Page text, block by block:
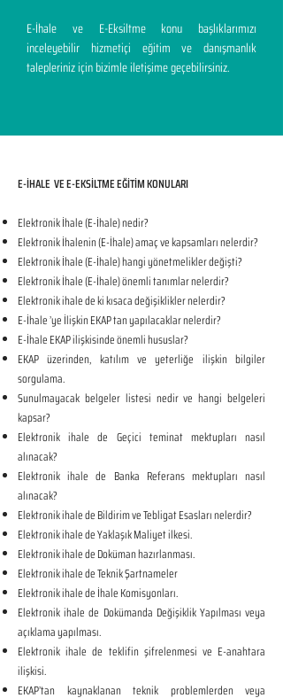
E-İhale ve E-Eksiltme konu başlıklarımızı
inceleyebilir hizmetiçi eğitim ve danışmanlık
talepleriniz için bizimle iletişime geçebilirsiniz.
E-İHALE VE E-EKSİLTME EĞİTİM KONULARI​
Elektronik İhale (E-İhale) nedir?
Elektronik İhalenin (E-İhale) amaç ve kapsamları nelerdir?
Elektronik İhale (E-İhale) hangi yönetmelikler değişti?
Elektronik İhale (E-İhale) önemli tanımlar nelerdir?
Elektronik ihale de ki kısaca değişiklikler nelerdir?
E-İhale ’ye İlişkin EKAP tan yapılacaklar nelerdir?
E-İhale EKAP ilişkisinde önemli hususlar?
EKAP üzerinden, katılım ve yeterliğe ilişkin bilgiler
sorgulama.
Sunulmayacak belgeler listesi nedir ve hangi belgeleri
kapsar?
Elektronik ihale de Geçici teminat mektupları nasıl
alınacak?
Elektronik ihale de Banka Referans mektupları nasıl
alınacak?
Elektronik ihale de Bildirim ve Tebligat Esasları nelerdir?
Elektronik ihale de Yaklaşık Maliyet ilkesi.
Elektronik ihale de Doküman hazırlanması.
Elektronik ihale de Teknik Şartnameler
Elektronik ihale de İhale Komisyonları.
Elektronik ihale de Dokümanda Değişiklik Yapılması veya
açıklama yapılması.
Elektronik ihale de teklifin şifrelenmesi ve E-anahtara
ilişkisi.
EKAP’tan kaynaklanan teknik problemlerden veya